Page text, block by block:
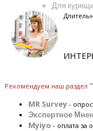
Для
Рекомендуем наш раздел
MR Survey -
Экспертное
Myiyo - оплата за